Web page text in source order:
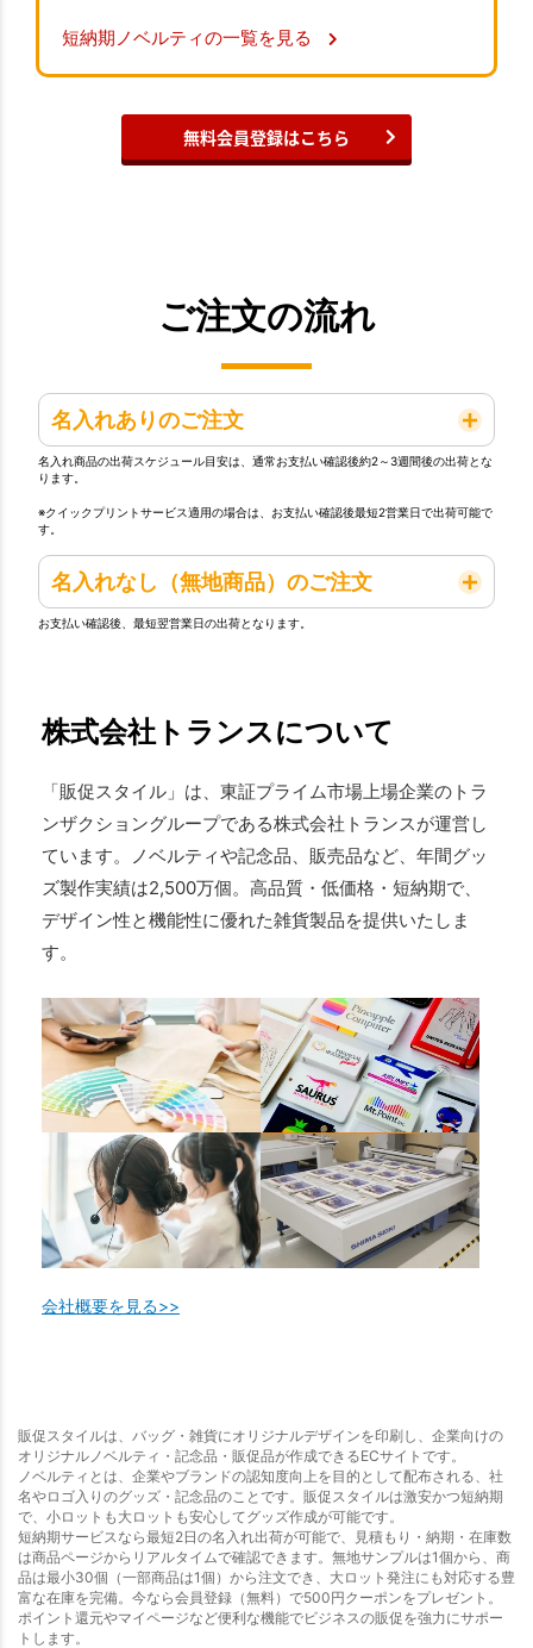
短納期ノベルティの一覧を見る
無料会員登録はこちら
ご注文の流れ
名入れありのご注文
名入れ商品の出荷スケジュール目安は、通常お支払い確認後約2～3週間後の出荷とな
ります。
※クイックプリントサービス適用の場合は、お支払い確認後最短2営業日で出荷可能で
す。
名入れなし（無地商品）のご注文
お支払い確認後、最短翌営業日の出荷となります。
株式会社トランスについて
「販促スタイル」は、東証プライム市場上場企業のトラ
ンザクショングループである株式会社トランスが運営し
ています。ノベルティや記念品、販売品など、年間グッ
ズ製作実績は2,500万個。高品質・低価格・短納期で、
デザイン性と機能性に優れた雑貨製品を提供いたしま
す。
会社概要を見る>>
販促スタイルは、バッグ・雑貨にオリジナルデザインを印刷し、企業向けの
オリジナルノベルティ・記念品・販促品が作成できるECサイトです。
ノベルティとは、企業やブランドの認知度向上を目的として配布される、社
名やロゴ入りのグッズ・記念品のことです。販促スタイルは激安かつ短納期
で、小ロットも大ロットも安心してグッズ作成が可能です。
短納期サービスなら最短2日の名入れ出荷が可能で、見積もり・納期・在庫数
は商品ページからリアルタイムで確認できます。無地サンプルは1個から、商
品は最小30個（一部商品は1個）から注文でき、大ロット発注にも対応する豊
富な在庫を完備。今なら会員登録（無料）で500円クーポンをプレゼント。
ポイント還元やマイページなど便利な機能でビジネスの販促を強力にサポー
トします。